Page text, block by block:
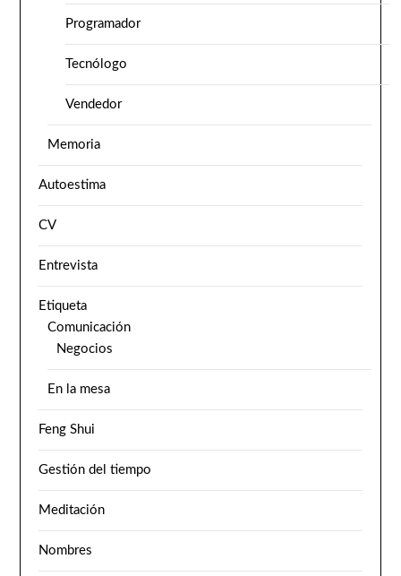
Programador
Tecnólogo
Vendedor
Memoria
Autoestima
CV
Entrevista
Etiqueta
Comunicación
Negocios
En la mesa
Feng Shui
Gestión del tiempo
Meditación
Nombres